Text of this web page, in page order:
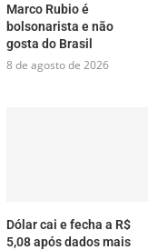
Marco Rubio é
bolsonarista e não
gosta do Brasil
8 de agosto de 2026
Dólar cai e fecha a R$
5,08 após dados mais